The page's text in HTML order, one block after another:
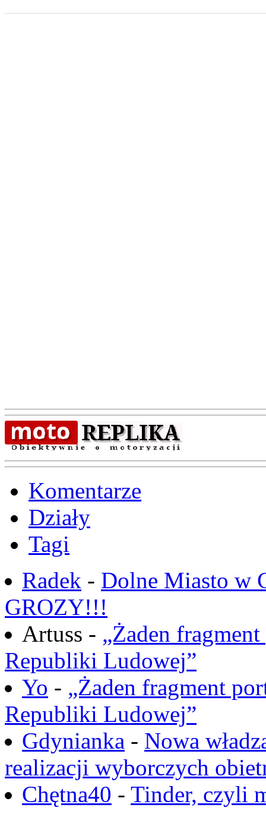
Komentarze
Działy
Tagi
Radek - Dolne Miasto w
GROZY!!!
Artuss - „Żaden
Republiki Ludowej”
Yo - „Żaden fragment
Republiki Ludowej”
Gdynianka - Nowa
realizacji wyborczych
Chętna40 - Tinder, czyli